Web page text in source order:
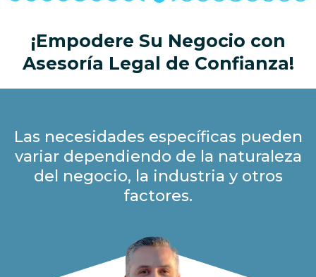
¡Empodere Su Negocio con
Asesoría Legal de Confianza!
Las necesidades específicas pueden
variar dependiendo de la naturaleza
del negocio, la industria y otros
factores.